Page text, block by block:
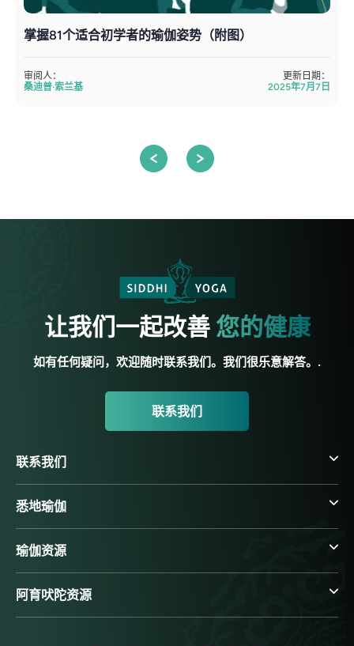
掌握81个适合初学者的瑜伽姿势（附图）
审阅人：
桑迪普·索兰基
更新日期：
2025年7月7日
让我们一起改善 您的健康
如有任何疑问，欢迎随时联系我们。我们很乐意解答。.
联系我们
联系我们
悉地瑜伽
瑜伽资源
阿育吠陀资源